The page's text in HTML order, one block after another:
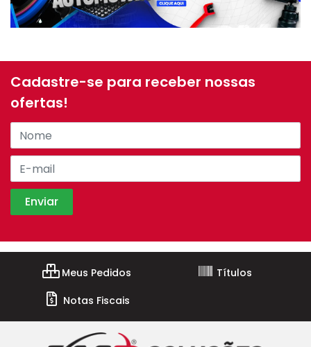
Cadastre-se para receber nossas
ofertas!
Meus Pedidos
Títulos
Notas Fiscais